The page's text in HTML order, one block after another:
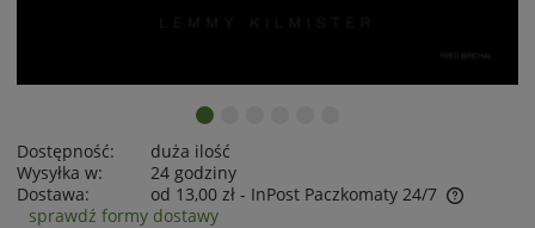
Dostępność:
duża ilość
Wysyłka w:
24 godziny
Dostawa:
od 13,00 zł - InPost Paczkomaty 24/7
sprawdź formy dostawy